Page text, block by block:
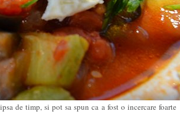
de timp, si pot sa spun ca a fost o incercare foarte